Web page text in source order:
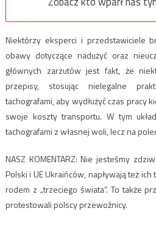
Niektórzy eksperci i przedstawiciele
obawy dotyczące nadużyć oraz
głównych zarzutów jest fakt, że
przepisy, stosując nielegalne
tachografami, aby wydłużyć czas pracy
swoje koszty transportu. W tym
tachografami z własnej woli, lecz na
NASZ KOMENTARZ: Nie jesteśmy
Polski i UE Ukraińców, napływają też
rodem z „trzeciego świata”. To także
protestowali polscy przewoźnicy.